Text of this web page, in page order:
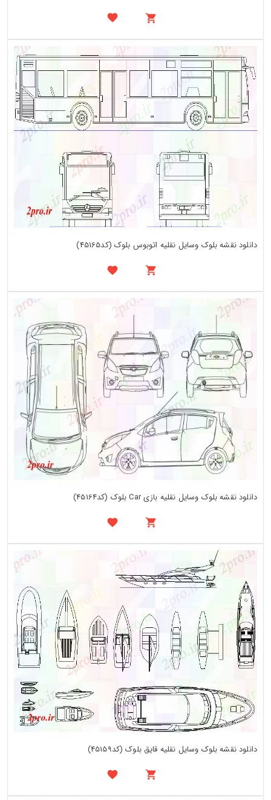
دانلود نقشه بلوک وسایل نقلیه اتوبوس بلوک (کد45165)
دانلود نقشه بلوک وسایل نقلیه بازی Car بلوک (کد45164)
دانلود نقشه بلوک وسایل نقلیه قایق بلوک (کد45159)